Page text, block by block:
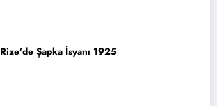
Rize’de Şapka İsyanı 1925